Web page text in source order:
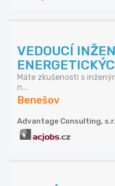
VEDOUCÍ
Máte zkušenosti s
n...
Benešov
Advantage Consulting,